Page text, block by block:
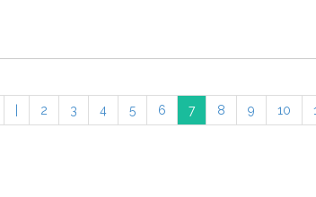
2 3 4 5 6 7 8 9 10